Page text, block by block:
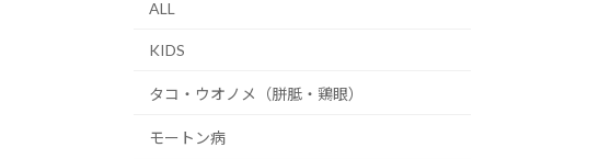
ALL
KIDS
タコ・ウオノメ（胼胝・鶏眼）
モートン病